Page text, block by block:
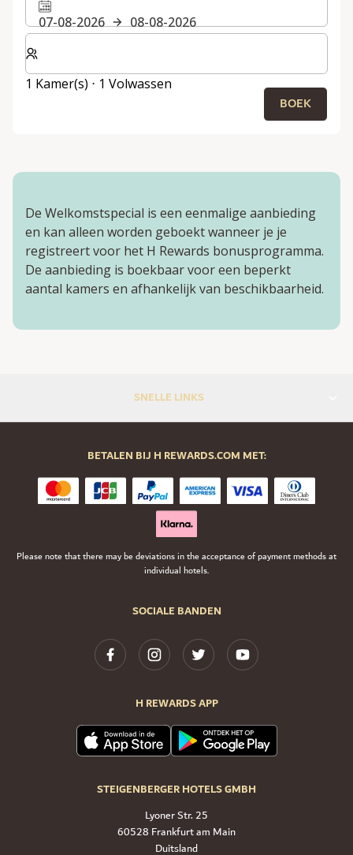
07-08-2026
08-08-2026
Selecteer het aantal kamers en gasten voor je verblijf
1 Kamer(s) ⋅ 1 Volwassen
BOEK
De Welkomstspecial is een eenmalige aanbieding
en kan alleen worden geboekt wanneer je je
registreert voor het H Rewards bonusprogramma.
De aanbieding is boekbaar voor een beperkt
aantal kamers en afhankelijk van beschikbaarheid.
SNELLE LINKS
SOCIALE BANDEN
H REWARDS APP
STEIGENBERGER HOTELS GMBH
Lyoner Str. 25
60528 Frankfurt am Main
Duitsland
BETALEN BIJ H REWARDS.COM MET:
Please note that there may be deviations in the acceptance of payment methods at
individual hotels.